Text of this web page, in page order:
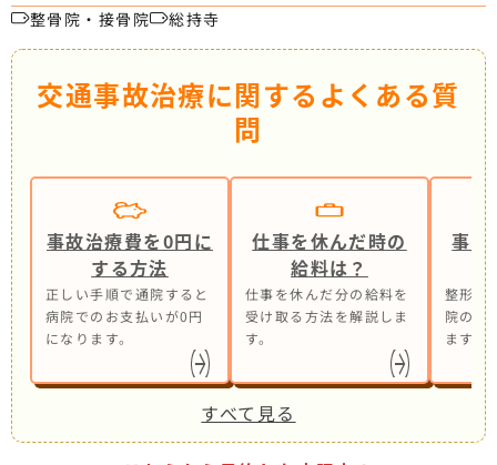
整骨院・接骨院
総持寺
交通事故治療に関するよくある質
問
事故治療費を0円に
する方法
正しい手順で通院すると
病院でのお支払いが0円
になります。
仕事を休んだ時の
給料は？
仕事を休んだ分の給料を
受け取る方法を解説しま
す。
事故
整形外
院の併
ます。
すべて見る